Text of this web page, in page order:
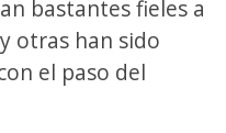
bastantes fieles a
otras han sido
el paso del